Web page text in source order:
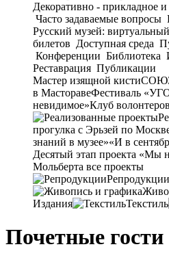
Декоративно - прикладное
Часто задаваемые вопросы
Русский музей:
билетов Доступная среда
Конференции Библиотека
Реставрация Публикации
Мастер изящной кисти
в МасторавеФестиваль
невидимое»Клуб волонтеров
прогулка с Эрьзей по
знаний в музее»«И в
Десятый этап проекта «Мы
Мольберта все проекты
Репродукции
Издания
Текстиль
Почетные гости